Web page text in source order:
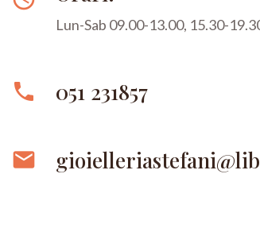
Lun-Sab 09.00-13.00, 15.30-
phone 051 231857
email